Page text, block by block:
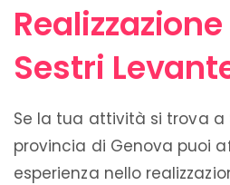
Sestri
Se la tua attività si trova a
provincia di Genova puoi
esperienza nello